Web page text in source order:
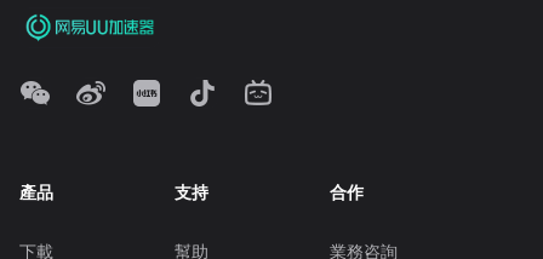
產品
下載
支持
幫助
合作
業務咨詢